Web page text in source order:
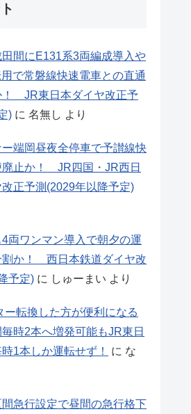
間にE131系3両編成導入や
で常磐線快速電車との直通
！ JR東日本ダイヤ改正予
) に 名無し より
端岡昼夜全停車で予讃線快
廃止か！ JR四国・JR西日
正予測(2029年以降予定)
両ワンマン導入で朝夕の運
割か！ 西日本鉄道ダイヤ改
予定) に しゅーまい より
ー転換した方が便利になる
時2本へ増発可能もJR東日
1本しか運転せず！
に な
急行設定で昼間の急行格下